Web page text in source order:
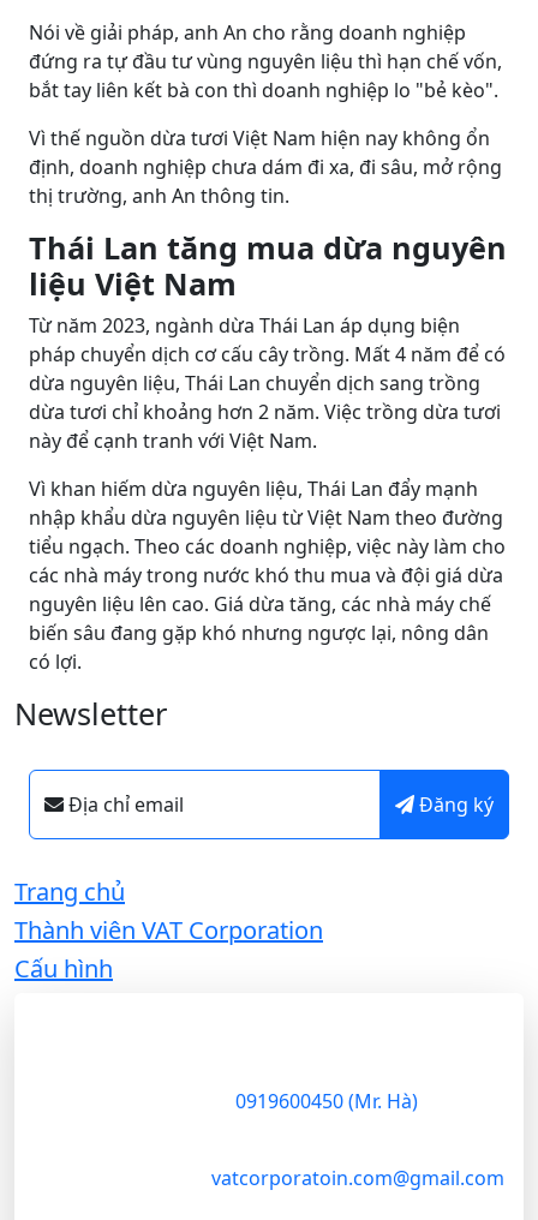
Nói về giải pháp, anh An cho rằng doanh nghiệp
đứng ra tự đầu tư vùng nguyên liệu thì hạn chế vốn,
bắt tay liên kết bà con thì doanh nghiệp lo "bẻ kèo".
Vì thế nguồn dừa tươi Việt Nam hiện nay không ổn
định, doanh nghiệp chưa dám đi xa, đi sâu, mở rộng
thị trường, anh An thông tin.
Thái Lan tăng mua dừa nguyên
liệu Việt Nam
Từ năm 2023, ngành dừa Thái Lan áp dụng biện
pháp chuyển dịch cơ cấu cây trồng. Mất 4 năm để có
dừa nguyên liệu, Thái Lan chuyển dịch sang trồng
dừa tươi chỉ khoảng hơn 2 năm. Việc trồng dừa tươi
này để cạnh tranh với Việt Nam.
Vì khan hiếm dừa nguyên liệu, Thái Lan đẩy mạnh
nhập khẩu dừa nguyên liệu từ Việt Nam theo đường
tiểu ngạch. Theo các doanh nghiệp, việc này làm cho
các nhà máy trong nước khó thu mua và đội giá dừa
nguyên liệu lên cao. Giá dừa tăng, các nhà máy chế
biến sâu đang gặp khó nhưng ngược lại, nông dân
có lợi.
Newsletter
Địa chỉ email Đăng ký
Trang chủ
Thành viên VAT Corporation
Cấu hình
0919600450 (Mr. Hà)
vatcorporatoin.com@gmail.com